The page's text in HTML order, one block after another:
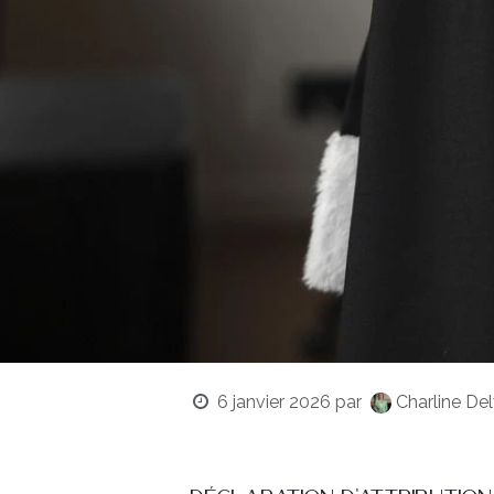
6 janvier 2026 par Charline